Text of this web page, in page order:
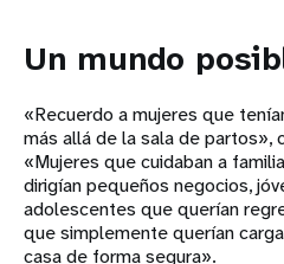
Un mundo
«Recuerdo a mujeres que
más allá de la sala de partos»,
«Mujeres que cuidaban a
dirigían pequeños negocios,
adolescentes que querían
que simplemente querían
casa de forma segura».